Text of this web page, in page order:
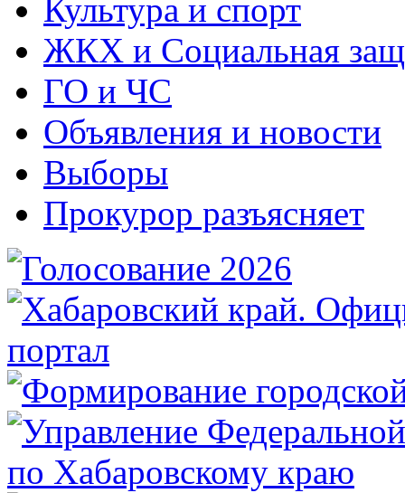
Культура и спорт
ЖКХ и Социальная
ГО и ЧС
Объявления и новости
Выборы
Прокурор разъясняет